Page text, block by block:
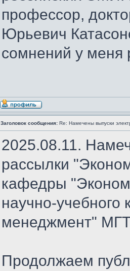
профессор,
Юрьевич
сомнений у меня
Заголовок сообщения: Re: Намечены выпуски
2025.08.11.
рассылки
кафедры
научно-
менеджмент"
Продолжаем